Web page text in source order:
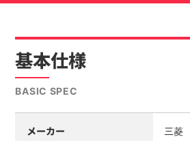
基本仕様
BASIC SPEC
メーカー 三菱